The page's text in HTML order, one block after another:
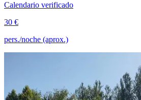
Calendario verificado
30 €
pers./noche (aprox.)